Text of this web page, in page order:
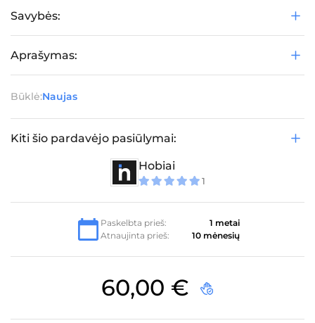
Savybės:
Aprašymas:
Būklė:Naujas
Kiti šio pardavėjo pasiūlymai:
Hobiai
1
Paskelbta prieš:
1 metai
Atnaujinta prieš:
10 mėnesių
60,00 €